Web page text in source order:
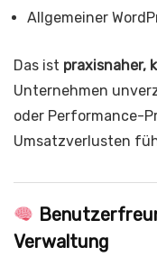
Allgemeiner
Das ist praxisnaher,
Unternehmen
oder Performance-
Umsatzverlusten
Verwaltung